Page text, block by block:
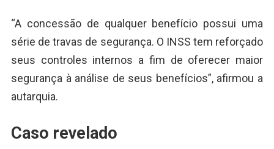
“A concessão de qualquer benefício possui uma
série de travas de segurança. O INSS tem reforçado
seus controles internos a fim de oferecer maior
segurança à análise de seus benefícios”, afirmou a
autarquia.
Caso revelado